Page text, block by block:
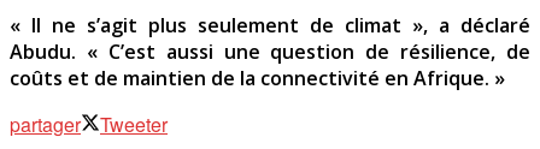
« Il ne s’agit plus seulement de climat », a déclaré
Abudu. « C’est aussi une question de résilience, de
coûts et de maintien de la connectivité en Afrique. »
partager Tweeter